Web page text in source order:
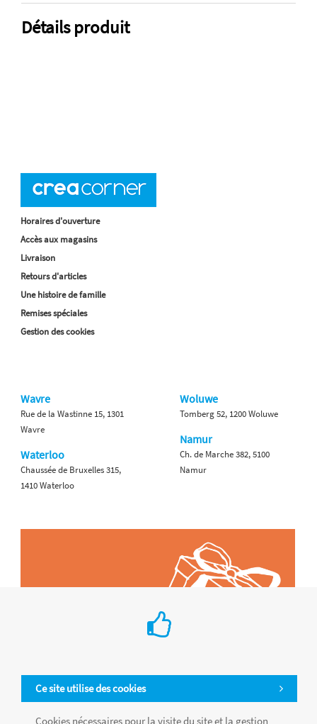
Détails produit
Ce site utilise des cookies
Cookies nécessaires pour la visite du site et la gestion
Horaires d'ouverture
Accès aux magasins
Livraison
Retours d'articles
Une histoire de famille
Remises spéciales
Gestion des cookies
Wavre
Rue de la Wastinne 15, 1301
Wavre
Waterloo
Chaussée de Bruxelles 315,
1410 Waterloo
Woluwe
Tomberg 52, 1200 Woluwe
Namur
Ch. de Marche 382, 5100
Namur